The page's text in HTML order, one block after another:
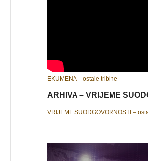
EKUMENA – ostale tribine
ARHIVA – VRIJEME
VRIJEME SUODGOVORNOSTI –